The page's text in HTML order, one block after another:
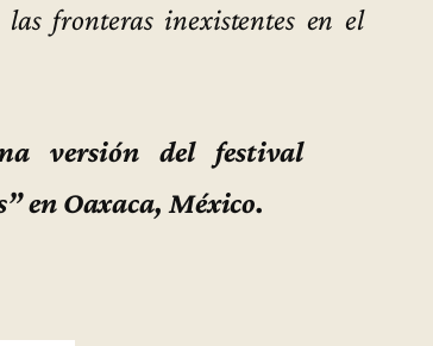
fronteras inexistentes en el
versión del festival
en Oaxaca, México.